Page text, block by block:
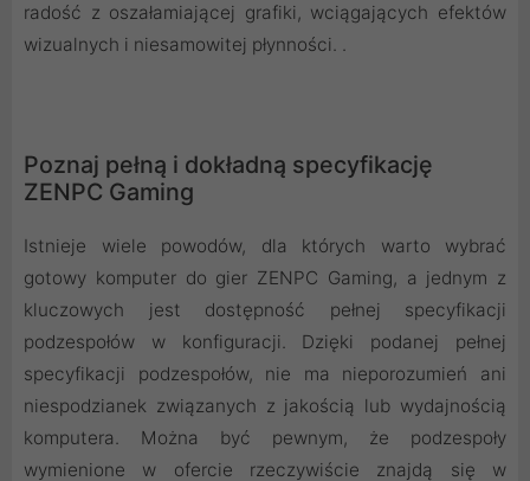
radość z oszałamiającej grafiki, wciągających efektów
wizualnych i niesamowitej płynności. .
Poznaj pełną i dokładną specyfikację
ZENPC Gaming
Istnieje wiele powodów, dla których warto wybrać
gotowy komputer do gier ZENPC Gaming, a jednym z
kluczowych jest dostępność pełnej specyfikacji
podzespołów w konfiguracji. Dzięki podanej pełnej
specyfikacji podzespołów, nie ma nieporozumień ani
niespodzianek związanych z jakością lub wydajnością
komputera. Można być pewnym, że podzespoły
wymienione w ofercie rzeczywiście znajdą się w